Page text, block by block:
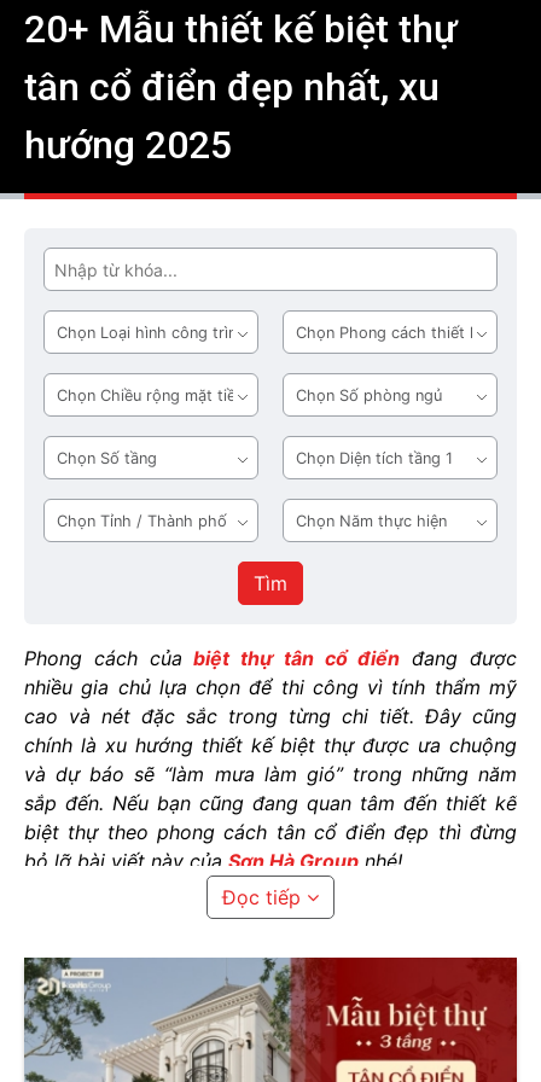
20+ Mẫu thiết kế biệt thự
tân cổ điển đẹp nhất, xu
hướng 2025
Tìm
Loại
hình
công
trình
Phong
cách
thiết
kế
Chiều
rộng
mặt
tiền
Số
phòng
ngủ
Số
tầng
Diện
tích
tầng
1
Tỉnh
/
Năm
thực
hiện
Tìm
Phong cách củabiệt thự tân cổ điển đang được
nhiều gia chủ lựa chọn để thi công vì tính thẩm mỹ
cao và nét đặc sắc trong từng chi tiết. Đây cũng
chính là xu hướng thiết kế biệt thự được ưa chuộng
và dự báo sẽ “làm mưa làm gió” trong những năm
sắp đến. Nếu bạn cũng đang quan tâm đến thiết kế
biệt thự theo phong cách tân cổ điển đẹp thì đừng
bỏ lỡ bài viết này của Sơn Hà Group nhé!
>>> ĐỪNG BỎ LỠ: 100 mẫu thiết kế biệt thự
1. Các mẫu thiết kế biệt thự tân cổ
điển theo số tầng
Đọc tiếp